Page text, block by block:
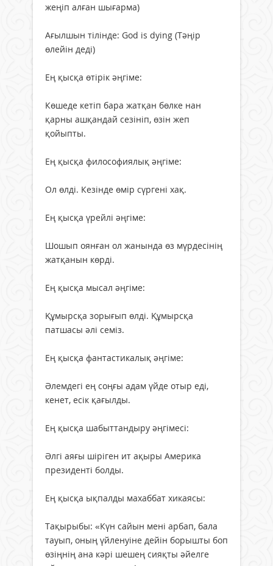
жеңіп алған шығарма)
Ағылшын тілінде: God is dying (Тәңір
өлейін деді)
Ең қысқа өтірік әңгіме:
Көшеде кетіп бара жатқан бөлке нан
қарны ашқандай сезініп, өзін жеп
қойыпты.
Ең қысқа философиялық әңгіме:
Ол өлді. Кезінде өмір сүргені хақ.
Ең қысқа үрейлі әңгіме:
Шошып оянған ол жанында өз мүрдесінің
жатқанын көрді.
Ең қысқа мысал әңгіме:
Құмырсқа зорығып өлді. Құмырсқа
патшасы әлі семіз.
Ең қысқа фантастикалық әңгіме:
Әлемдегі ең соңғы адам үйде отыр еді,
кенет, есік қағылды.
Ең қысқа шабыттандыру әңгімесі:
Әлгі аяғы шіріген ит ақыры Америка
президенті болды.
Ең қысқа ықпалды махаббат хикаясы:
Тақырыбы: «Күн сайын мені арбап, бала
тауып, оның үйленуіне дейін борышты боп
өзіңнің ана кәрі шешең сияқты әйелге